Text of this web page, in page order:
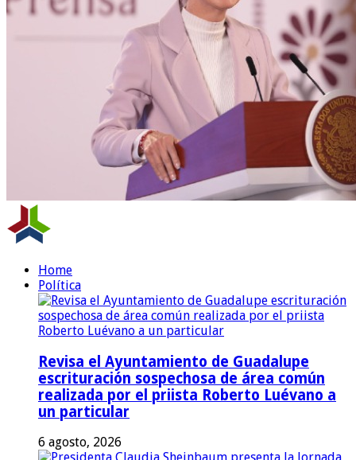
Home
Política
Revisa el Ayuntamiento de Guadalupe
escrituración sospechosa de área común
realizada por el priista Roberto Luévano a
un particular
6 agosto, 2026